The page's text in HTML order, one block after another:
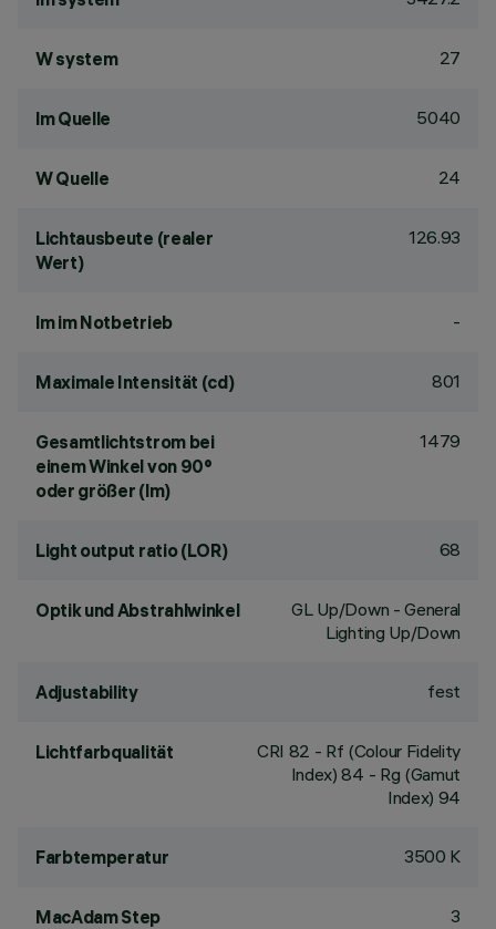
W system 27
lm Quelle 5040
W Quelle 24
Lichtausbeute (realer
Wert)
126.93
lm im Notbetrieb -
Maximale Intensität (cd) 801
Gesamtlichtstrom bei
einem Winkel von 90°
oder größer (lm)
1479
Light output ratio (LOR) 68
Optik und Abstrahlwinkel
GL Up/Down - General
Lighting Up/Down
Adjustability fest
Lichtfarbqualität CRI 82 - Rf (Colour Fidelity
Index) 84 - Rg (Gamut
Index) 94
Farbtemperatur 3500 K
MacAdam Step 3